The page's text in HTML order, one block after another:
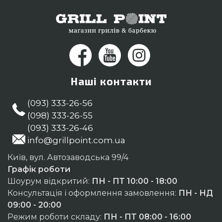
Наші контакти
(093) 333-26-56
(098) 333-26-55
(093) 333-26-46
info@grillpoint.com.ua
Київ, вул. Автозаводська 99/4
Графік роботи
Шоурум відкритий: ПН - ПТ 10:00 - 18:00
Консультація і оформлення замовлення: ПН - НД
09:00 - 20:00
Режим роботи складу: ПН - ПТ 08:00 - 16:00